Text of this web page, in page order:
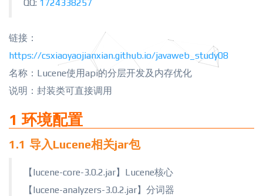
QQ: 1724338257
链接：
https://csxiaoyaojianxian.github.io/javaweb_study08
名称：Lucene使用api的分层开发及内存优化
说明：封装类可直接调用
1 环境配置
1.1 导入Lucene相关jar包
【lucene-core-3.0.2.jar】Lucene核心
【lucene-analyzers-3.0.2.jar】分词器